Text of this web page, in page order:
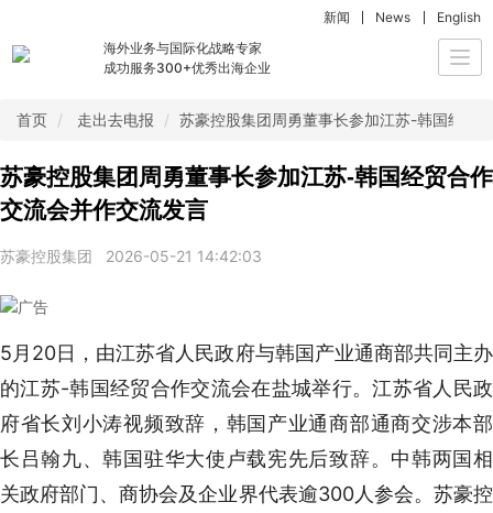
海外业务与国际化战略专家
成功服务300+优秀出海企业
新闻 News English
首页 走出去电报 苏豪控股集团周勇董事长参加江苏-韩国经贸
苏豪控股集团周勇董事长参加江苏-韩国经贸合作
交流会并作交流发言
苏豪控股集团 2026-05-21 14:42:03
5月20日，由江苏省人民政府与韩国产业通商部共同主办
的江苏-韩国经贸合作交流会在盐城举行。江苏省人民政
府省长刘小涛视频致辞，韩国产业通商部通商交涉本部
长吕翰九、韩国驻华大使卢载宪先后致辞。中韩两国相
关政府部门、商协会及企业界代表逾300人参会。苏豪控